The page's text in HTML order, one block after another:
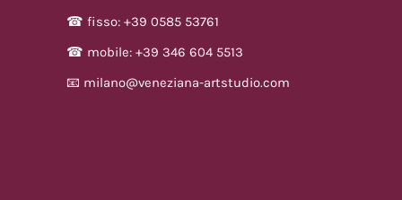
☎ fisso: +39 0585 53761
☎ mobile: +39 346 604 5513
📧 milano@veneziana-artstudio.com